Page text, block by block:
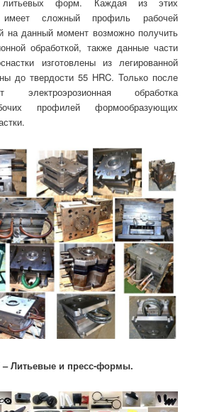
имеет сложный профиль рабочей
на данный момент возможно получить
обработкой, также данные части
изготовлены из легированной
до твердости 55 HRC. Только после
электроэрозионная обработка
профилей формообразующих
– Литьевые и пресс-формы.